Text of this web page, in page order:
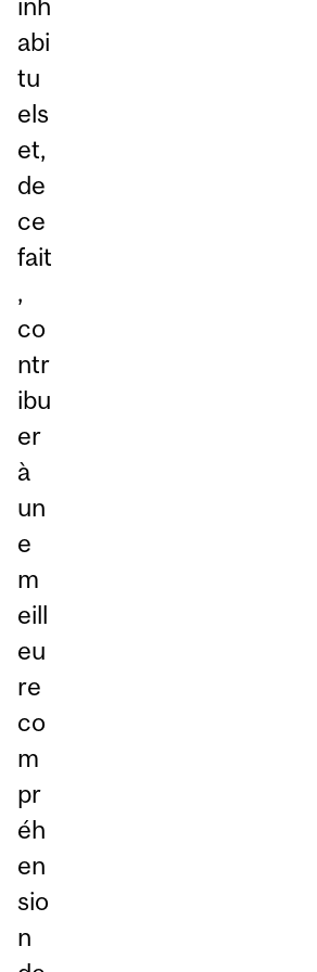
abi
tu
els
et,
de
ce
fait
,
co
ntr
ibu
er
à
un
e
m
eill
eu
re
co
m
pr
éh
en
sio
n